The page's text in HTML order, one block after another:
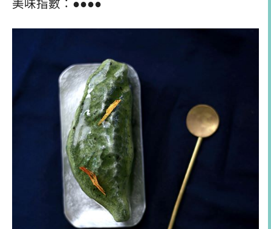
美味指數：●●●●